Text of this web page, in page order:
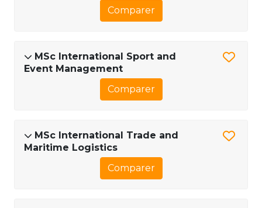
Comparer
MSc International Sport and
Event Management
Comparer
MSc International Trade and
Maritime Logistics
Comparer